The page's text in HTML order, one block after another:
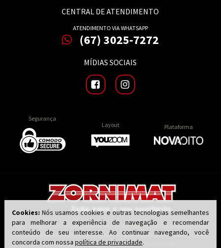
CENTRAL DE ATENDIMENTO
ATENDIMENTO VIA WHATSAPP
(67) 3025-7272
MÍDIAS SOCIAIS
Segurança
Layout
Plataforma
Todas as regras, preços e promoções são válidas apenas para produtos vendidos
e entregues por nossa loja virtual zornimat.com.br, não válidos para as lojas
físicas. O preço válido será o da finalização da compra.
Cookies: Nós usamos cookies e outras tecnologias semelhantes
para melhorar a experiência de navegação e recomendar
conteúdo de seu interesse. Ao continuar navegando, você
concorda com nossa política de privacidade.